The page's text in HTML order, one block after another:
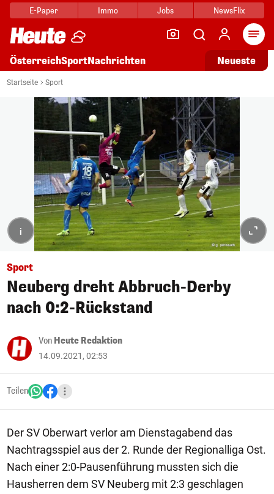
E-Paper Immo Jobs NewsFlix
ÖsterreichSportNachrichten Neueste
Startseite Sport
i
Sport
Neuberg dreht Abbruch-Derby
nach 0:2-Rückstand
Von Heute Redaktion
14.09.2021, 02:53
Teilen
Der SV Oberwart verlor am Dienstagabend das
Nachtragsspiel aus der 2. Runde der Regionalliga Ost.
Nach einer 2:0-Pausenführung mussten sich die
Hausherren dem SV Neuberg mit 2:3 geschlagen